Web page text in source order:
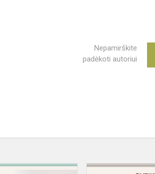
Nepamirškite
padėkoti autoriui
Rajoninė